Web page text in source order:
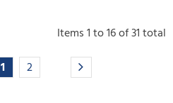
Items1to16of31total
1
2